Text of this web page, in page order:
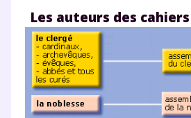
Les auteurs des